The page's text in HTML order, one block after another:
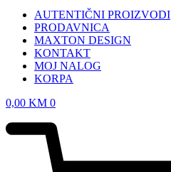
AUTENTIČNI PROIZVODI
PRODAVNICA
MAXTON DESIGN
KONTAKT
MOJ NALOG
KORPA
0,00 KM 0